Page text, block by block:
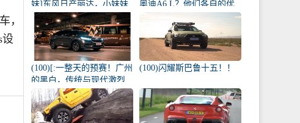
，
妹]东风日产丽达，小妹妹
雨天的爱侣
奥迪A6 L？他们各自的优
(100)[:一整天的预赛！广州
的黑白，传统与现代激烈
碰撞！
(100)闪耀斯巴鲁十五！！